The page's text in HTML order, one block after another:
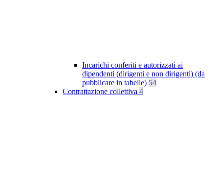
Incarichi conferiti e autorizzati ai
dipendenti (dirigenti e non dirigenti) (da
pubblicare in tabelle) 54
Contrattazione collettiva 4